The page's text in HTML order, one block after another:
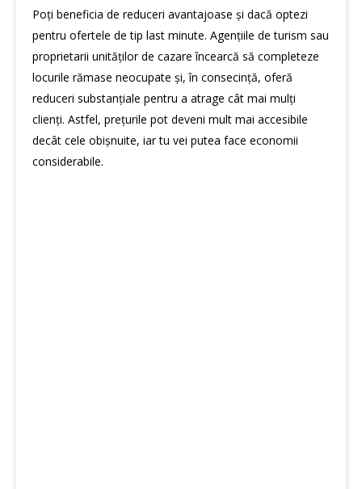
Poți beneficia de reduceri avantajoase și dacă optezi
pentru ofertele de tip last minute. Agențiile de turism sau
proprietarii unităților de cazare încearcă să completeze
locurile rămase neocupate și, în consecință, oferă
reduceri substanțiale pentru a atrage cât mai mulți
clienți. Astfel, prețurile pot deveni mult mai accesibile
decât cele obișnuite, iar tu vei putea face economii
considerabile.